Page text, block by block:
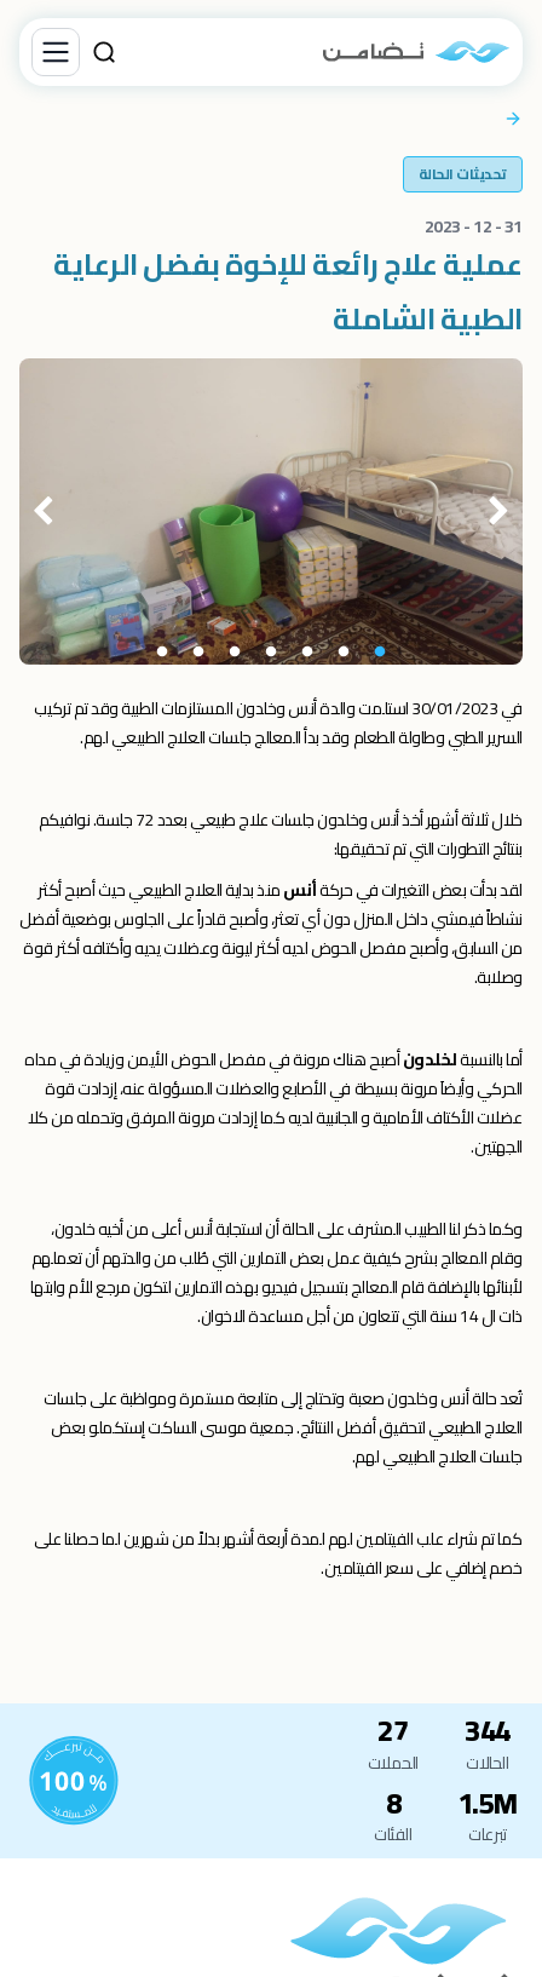
تحديثات الحالة
31 - 12 - 2023
عملية علاج رائعة للإخوة بفضل الرعاية
الطبية الشاملة
في 30/01/2023 استلمت والدة أنس وخلدون المستلزمات الطبية وقد تم تركيب
السرير الطبي وطاولة الطعام وقد بدأ المعالج جلسات العلاج الطبيعي لهم.
خلال ثلاثة أشهر أخذ أنس وخلدون جلسات علاج طبيعي بعدد 72 جلسة. نوافيكم
بنتائج التطورات التي تم تحقيقها:
لقد بدأت بعض التغيرات في حركةأنسمنذ بداية العلاج الطبيعي حيث أصبح أكثر
نشاطاً فيمشي داخل المنزل دون أي تعثر، وأصبح قادراً على الجلوس بوضعية أفضل
من السابق، وأصبح مفصل الحوض لديه أكثر ليونة وعضلات يديه وأكتافه أكثر قوة
وصلابة.
أما بالنسبةلخلدونأصبح هناك مرونة في مفصل الحوض الأيمن وزيادة في مداه
الحركي وأيضاَ مرونة بسيطة في الأصابع والعضلات المسؤولة عنه، إزدادت قوة
عضلات الأكتاف الأمامية و الجانبية لديه كما إزدادت مرونة المرفق وتحمله من كلا
الجهتين.
وكما ذكر لنا الطبيب المشرف على الحالة أن استجابة أنس أعلى من أخيه خلدون،
وقام المعالج بشرح كيفية عمل بعض التمارين التي طُلب من والدتهم أن تعملهم
لأبنائها بالإضافة قام المعالج بتسجيل فيديو بهذه التمارين لتكون مرجع للأم وابتها
ذات ال 14 سنة التي تتعاون من أجل مساعدة الاخوان.
تُعد حالة أنس وخلدون صعبة وتحتاج إلى متابعة مستمرة ومواظبة على جلسات
العلاج الطبيعي لتحقيق أفضل النتائج. جمعية موسى الساكت إستكملو بعض
جلسات العلاج الطبيعي لهم.
كما تم شراء علب الفيتامين لهم لمدة أربعة أشهر بدلاً من شهرين لما حصلنا على
خصم إضافي على سعر الفيتامين.
344
الحالات
27
الحملات
1.5M
تبرعات
8
الفئات